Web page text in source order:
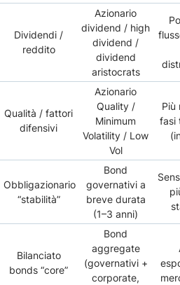
Dividendi /
reddito
Azionario
dividend / high
dividend /
dividend
aristocrats
Qualità / fattori
difensivi
Azionario
Quality /
Minimum
Volatility / Low
Vol
Più
fasi
Obbligazionario
“stabilità”
Bond
governativi a
breve durata
(1–3 anni)
Bilanciato
bonds “core”
Bond
aggregate
(governativi +
corporate,